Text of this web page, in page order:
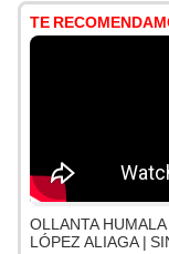
TE
OLLANTA
LÓPEZ ALIAGA |